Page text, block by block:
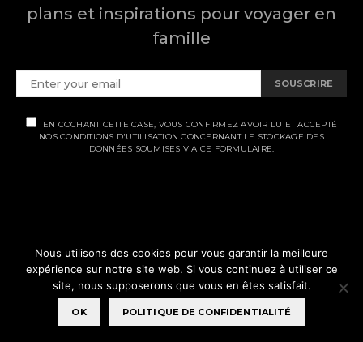
plans et inspirations pour voyager en
famille
SOUSCRIRE
EN COCHANT CETTE CASE, VOUS CONFIRMEZ AVOIR LU ET ACCEPTÉ
NOS CONDITIONS D'UTILISATION CONCERNANT LE STOCKAGE DES
DONNÉES SOUMISES VIA CE FORMULAIRE.
MENTIONS LÉGALES
POLITIQUE DE CONFIDENTIALITÉ
© Ti' Piment 2012 - 2026
Nous utilisons des cookies pour vous garantir la meilleure
expérience sur notre site web. Si vous continuez à utiliser ce
site, nous supposerons que vous en êtes satisfait.
OK POLITIQUE DE CONFIDENTIALITÉ